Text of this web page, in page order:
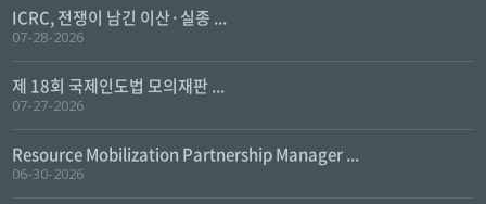
ICRC, 전쟁이 남긴 이산·실종 ...
07-28-2026
제 18회 국제인도법 모의재판 ...
07-27-2026
Resource Mobilization Partnership Manager ...
06-30-2026